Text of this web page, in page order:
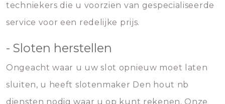
techniekers die u voorzien van gespecialiseerde
service voor een redelijke prijs.
- Sloten herstellen
Ongeacht waar u uw slot opnieuw moet laten
sluiten, u heeft slotenmaker Den hout nb
diensten nodig waar u op kunt rekenen. Onze